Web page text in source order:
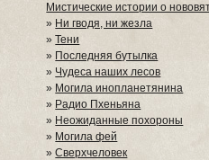
Мистические истории о
» Ни гводя, ни жезла
»Тени
» Последняя бутылка
» Чудеса наших лесов
» Могила инопланетянина
» Радио Пхеньяна
» Неожиданные похороны
» Могила фей
»Сверхчеловек